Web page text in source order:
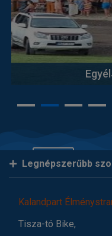
Legnépszerűbb
Kalandpart
Tisza-tó Bike,